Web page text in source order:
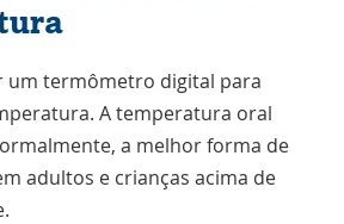
um termômetro digital para
A temperatura oral
a melhor forma de
adultos e crianças acima de